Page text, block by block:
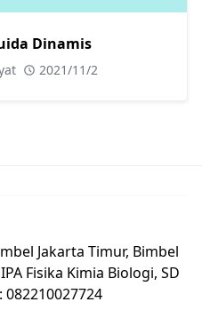
Dinamis
2021/11/2
Jakarta Timur, Bimbel
Fisika Kimia Biologi, SD
082210027724